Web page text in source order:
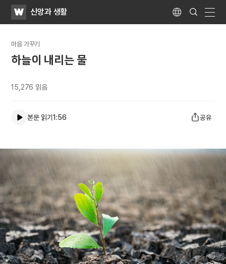
WATV신앙과 생활 Language
Search
Submit
마음 가꾸기
하늘이 내리는 물
15,276 읽음
본문 읽기1:56 공유